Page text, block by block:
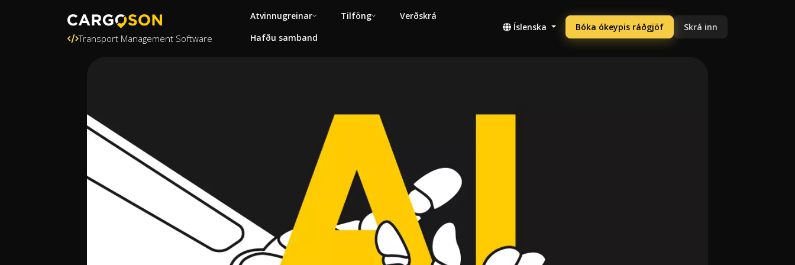
Transport Management Software
Atvinnugreinar Tilföng
Verðskrá
Hafðu samband
Íslenska Bóka ókeypis ráðgjöf Skrá inn